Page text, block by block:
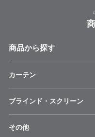
商品から探す
カーテン
ブラインド・スクリーン
その他